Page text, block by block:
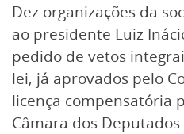
Dez organizações da
ao presidente Luiz
pedido de vetos
lei, já aprovados pelo
licença compensatória
Câmara dos Deputados